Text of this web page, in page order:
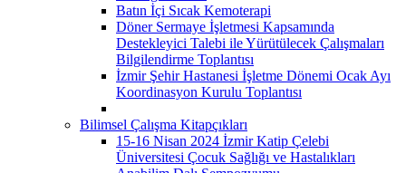
Batın İçi Sıcak Kemoterapi
Döner Sermaye İşletmesi Kapsamında
Destekleyici Talebi ile Yürütülecek Çalışmaları
Bilgilendirme Toplantısı
İzmir Şehir Hastanesi İşletme Dönemi Ocak Ayı
Koordinasyon Kurulu Toplantısı
Bilimsel Çalışma Kitapçıkları
15-16 Nisan 2024 İzmir Katip Çelebi
Üniversitesi Çocuk Sağlığı ve Hastalıkları